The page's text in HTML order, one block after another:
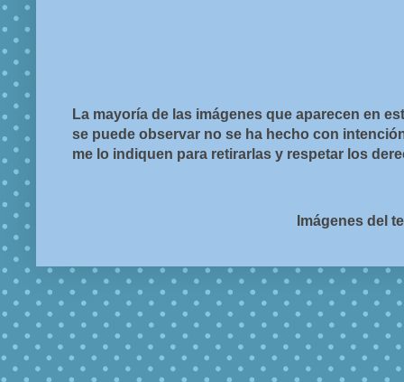
La mayoría de las imágenes que aparecen en
se puede observar no se ha hecho con
me lo indiquen para retirarlas y respetar los
Imágenes del